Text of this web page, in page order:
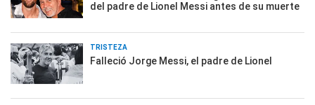
del padre de Lionel Messi antes de su muerte
TRISTEZA
Falleció Jorge Messi, el padre de Lionel